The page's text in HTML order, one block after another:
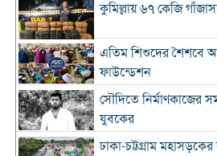
কুমিল্লায় ৬৭ কেজি
এতিম শিশুদের শৈশবে
ফাউন্ডেশন
সৌদিতে নির্মাণকাজের
যুবকের
ঢাকা-চট্টগ্রাম